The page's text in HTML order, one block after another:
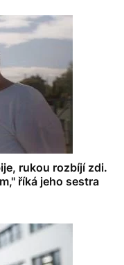
rukou rozbíjí zdi.
říká jeho sestra